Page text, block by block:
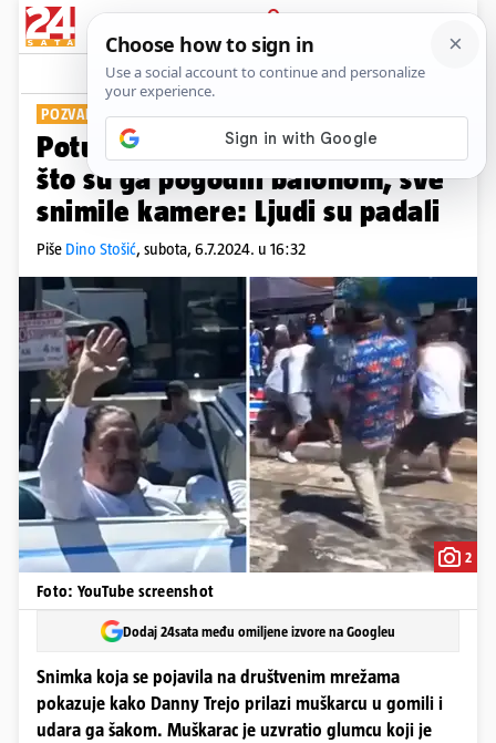
PRIJAVA
Show Komentari
POZVANA JE I POLICIJA
Potukao se slavni glumac nakon
što su ga pogodili balonom, sve
snimile kamere: Ljudi su padali
Piše Dino Stošić, subota, 6.7.2024. u 16:32
2
Foto: YouTube screenshot
Dodaj 24sata među omiljene izvore na Googleu
Snimka koja se pojavila na društvenim mrežama
pokazuje kako Danny Trejo prilazi muškarcu u gomili i
udara ga šakom. Muškarac je uzvratio glumcu koji je